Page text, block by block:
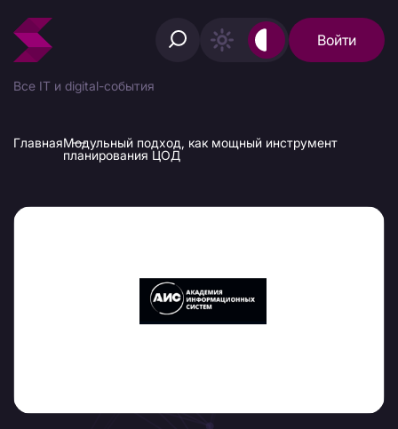
Войти
Все IT и digital-события
ГлавнаяМодульный подход, как мощный инструмент
планирования ЦОД